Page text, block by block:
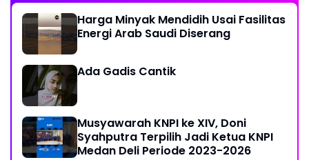
Harga Minyak Mendidih Usai Fasilitas
Energi Arab Saudi Diserang
Ada Gadis Cantik
Musyawarah KNPI ke XIV, Doni
Syahputra Terpilih Jadi Ketua KNPI
Medan Deli Periode 2023-2026